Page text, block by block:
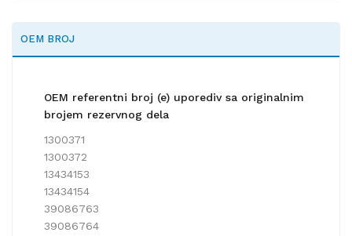
OEM BROJ
OEM referentni broj (e) uporediv sa originalnim
brojem rezervnog dela
1300371
1300372
13434153
13434154
39086763
39086764